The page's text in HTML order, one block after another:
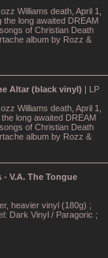
Williams death, April 1,
the long awaited DREAM
of Christian Death
album by Rozz &
Altar (black vinyl) | LP
Williams death, April 1,
long awaited DREAM
of Christian Death
album by Rozz &
- V.A. The Tongue
heavier vinyl (180g) ;
Dark Vinyl / Paragoric ;